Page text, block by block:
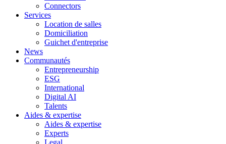
Connectors
Services
Location de salles
Domiciliation
Guichet d'entreprise
News
Communautés
Entrepreneurship
ESG
International
Digital AI
Talents
Aides & expertise
Aides & expertise
Experts
Legal